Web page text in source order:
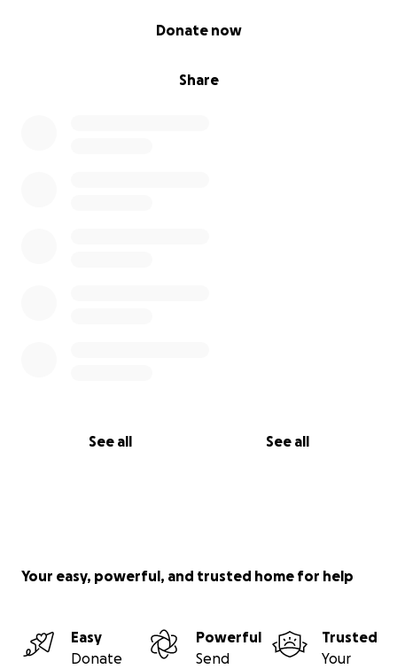
Share
Donate now
See all See all
Your easy, powerful, and trusted home for help
Easy
Donate
Powerful
Send
Trusted
Your